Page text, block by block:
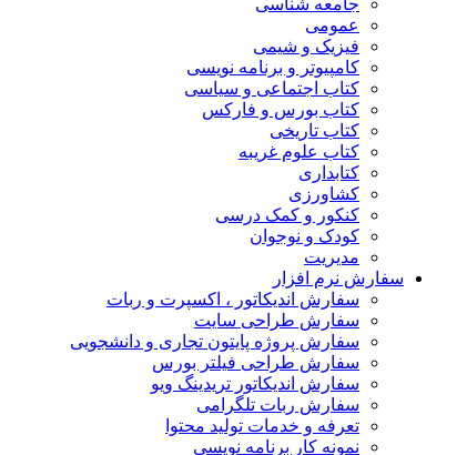
عمومی
فیزیک و شیمی
کامپیوتر و برنامه نویسی
کتاب اجتماعی و سیاسی
کتاب بورس و فارکس
کتاب تاریخی
کتاب علوم غریبه
کتابداری
کشاورزی
کنکور و کمک‌ درسی
کودک و نوجوان
مدیریت
سفارش نرم افزار
سفارش اندیکاتور ، اکسپرت و ربات
سفارش طراحی سایت
سفارش پروژه پایتون تجاری و دانشجویی
سفارش طراحی فیلتر بورس
سفارش اندیکاتور تریدینگ ویو
سفارش ربات تلگرامی
تعرفه و خدمات تولید محتوا
نمونه کار برنامه نویسی